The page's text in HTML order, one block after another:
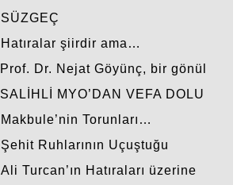
SÜZGEÇ
Hatıralar şiirdir ama…
Prof. Dr. Nejat Göyünç, bir gönül
SALİHLİ MYO’DAN VEFA DOLU
Makbule’nin Torunları…
Şehit Ruhlarının Uçuştuğu
Ali Turcan’ın Hatıraları üzerine